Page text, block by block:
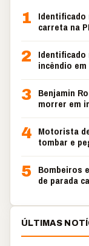
1
carreta na
2
Identificado
incêndio em
3 Benjamin
morrer em
4 Motorista
tombar e
5 Bombeiros
de parada
ÚLTIMAS